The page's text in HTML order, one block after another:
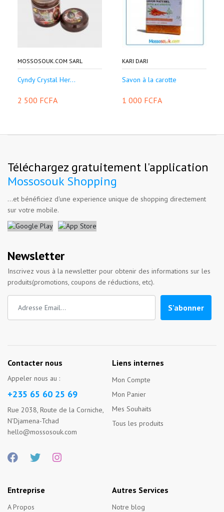
MOSSOSOUK.COM SARL
Cyndy Crystal Her...
2 500 FCFA
KARI DARI
Savon à la carotte
1 000 FCFA
Téléchargez gratuitement l'application
Mossosouk Shopping
...et bénéficiez d'une experience unique de shopping directement
sur votre mobile.
Newsletter
Inscrivez vous à la newsletter pour obtenir des informations sur les
produits(promotions, coupons de réductions, etc).
S'abonner
Contacter nous
Appeler nous au :
+235 65 60 25 69
Rue 2038, Route de la Corniche,
N'Djamena-Tchad
hello@mossosouk.com
Liens internes
Mon Compte
Mon Panier
Mes Souhaits
Tous les produits
Entreprise
A Propos
Autres Services
Notre blog